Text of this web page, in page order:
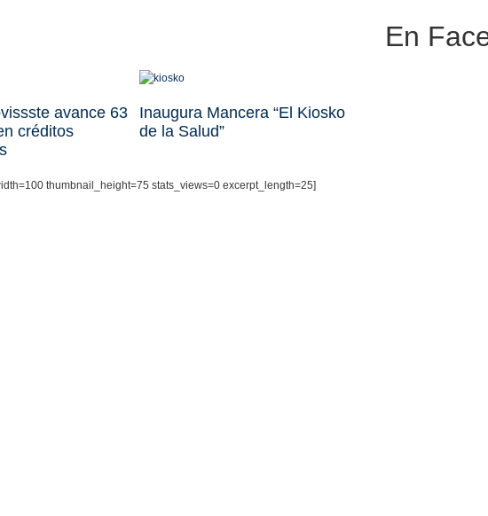
avance 63
créditos
Inaugura Mancera “El Kiosko
de la Salud”
thumbnail_height=75 stats_views=0 excerpt_length=25]
En